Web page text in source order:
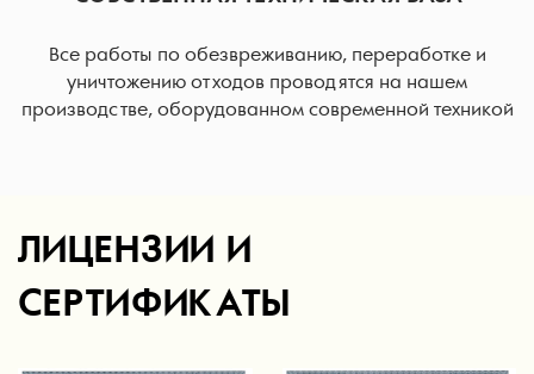
Все работы по обезвреживанию, переработке и
уничтожению отходов проводятся на нашем
производстве, оборудованном современной техникой
ЛИЦЕНЗИИ И
СЕРТИФИКАТЫ